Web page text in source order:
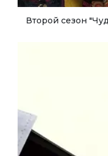
Второй сезон